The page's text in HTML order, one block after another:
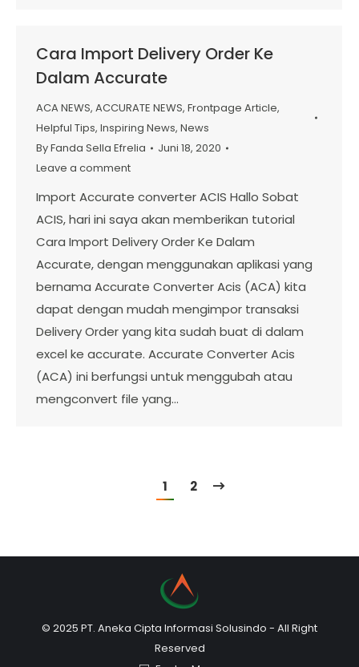
Cara Import Delivery Order Ke
Dalam Accurate
ACA NEWS, ACCURATE NEWS, Frontpage Article,
Helpful Tips, Inspiring News, News
ByFanda Sella Efrelia
Juni 18, 2020
Leave a comment
Import Accurate converter ACIS Hallo Sobat
ACIS, hari ini saya akan memberikan tutorial
Cara Import Delivery Order Ke Dalam
Accurate, dengan menggunakan aplikasi yang
bernama Accurate Converter Acis (ACA) kita
dapat dengan mudah mengimpor transaksi
Delivery Order yang kita sudah buat di dalam
excel ke accurate. Accurate Converter Acis
(ACA) ini berfungsi untuk menggubah atau
mengconvert file yang…
1 2
© 2025 PT. Aneka Cipta Informasi Solusindo - All Right
Reserved